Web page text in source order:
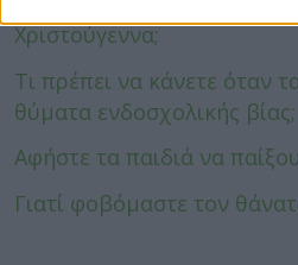
Χριστούγεννα;
Τι πρέπει να κάνετε όταν
θύματα ενδοσχολικής βίας;
Αφήστε τα παιδιά να
Γιατί φοβόμαστε τον